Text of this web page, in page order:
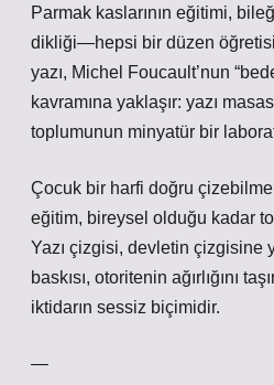
Parmak kaslarının eğitimi,
dikliği—hepsi bir düzen
yazı, Michel Foucault’nun
kavramına yaklaşır: yazı
toplumunun minyatür bir
Çocuk bir harfi doğru
eğitim, bireysel olduğu kadar
Yazı çizgisi, devletin çizgisine
baskısı, otoritenin ağırlığını
iktidarın sessiz biçimidir.
—